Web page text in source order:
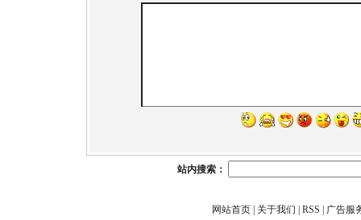
站内搜索：
网站首页| 关于我们 RSS
广告服